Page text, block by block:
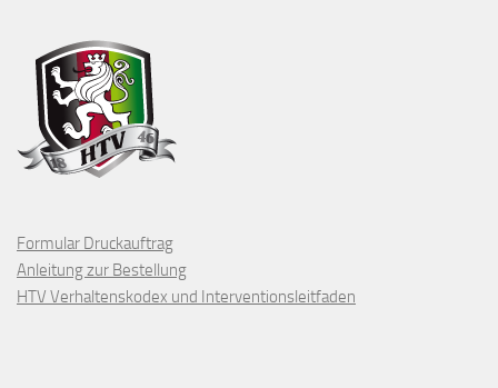
Formular Druckauftrag
Anleitung zur Bestellung
HTV Verhaltenskodex und Interventionsleitfaden